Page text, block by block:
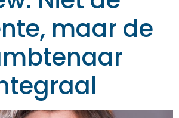
maar de